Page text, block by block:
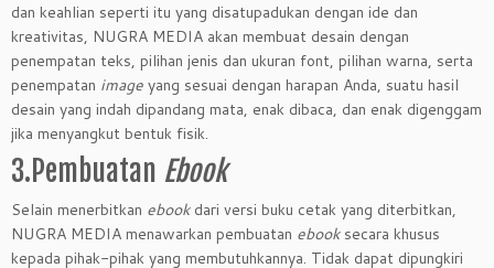
dan keahlian seperti itu yang disatupadukan dengan ide dan
kreativitas, NUGRA MEDIA akan membuat desain dengan
penempatan teks, pilihan jenis dan ukuran font, pilihan warna, serta
penempatan image yang sesuai dengan harapan Anda, suatu hasil
desain yang indah dipandang mata, enak dibaca, dan enak digenggam
jika menyangkut bentuk fisik.
3.Pembuatan Ebook
Selain menerbitkan ebookdari versi buku cetak yang diterbitkan,
NUGRA MEDIA menawarkan pembuatan ebooksecara khusus
kepada pihak-pihak yang membutuhkannya. Tidak dapat dipungkiri